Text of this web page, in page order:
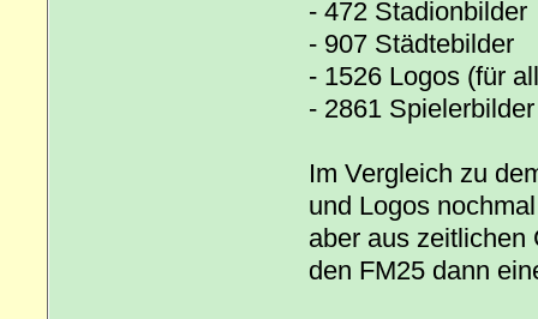
- 472 Stadionbilder
- 907 Städtebilder
- 1526 Logos (für
- 2861 Spielerbilder
Im Vergleich zu
und Logos
aber aus zeitlichen
den FM25 dann